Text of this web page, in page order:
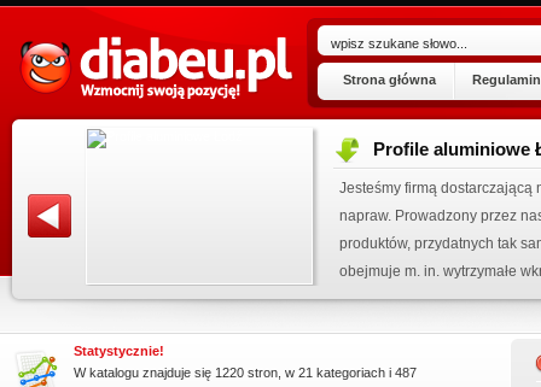
Strona główna
wpisu »
Profile aluminiowe
Jesteśmy firmą dostarczającą
napraw. Prowadzony przez
produktów, przydatnych tak
obejmuje m. in. wytrzymałe
Statystycznie!
W katalogu znajduje się 1220 stron, w 21 kategoriach i 487